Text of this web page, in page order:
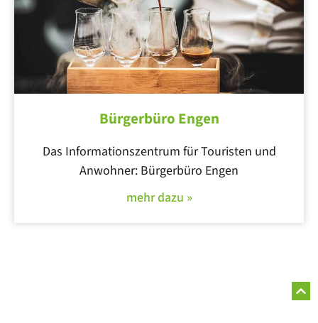
Bürgerbüro Engen
Das Informationszentrum für Touristen und
Anwohner: Bürgerbüro Engen
mehr dazu »